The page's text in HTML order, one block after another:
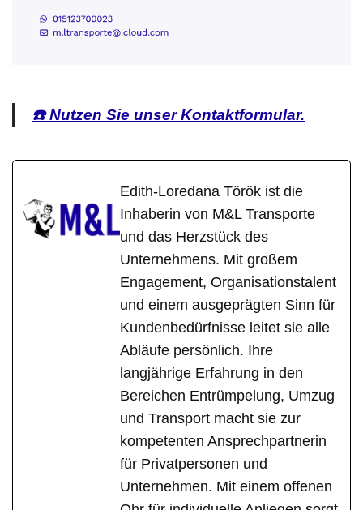
☎️ Nutzen Sie unser Kontaktformular.
Edith-Loredana Török ist die
Inhaberin von M&L Transporte
und das Herzstück des
Unternehmens. Mit großem
Engagement, Organisationstalent
und einem ausgeprägten Sinn für
Kundenbedürfnisse leitet sie alle
Abläufe persönlich. Ihre
langjährige Erfahrung in den
Bereichen Entrümpelung, Umzug
und Transport macht sie zur
kompetenten Ansprechpartnerin
für Privatpersonen und
Unternehmen. Mit einem offenen